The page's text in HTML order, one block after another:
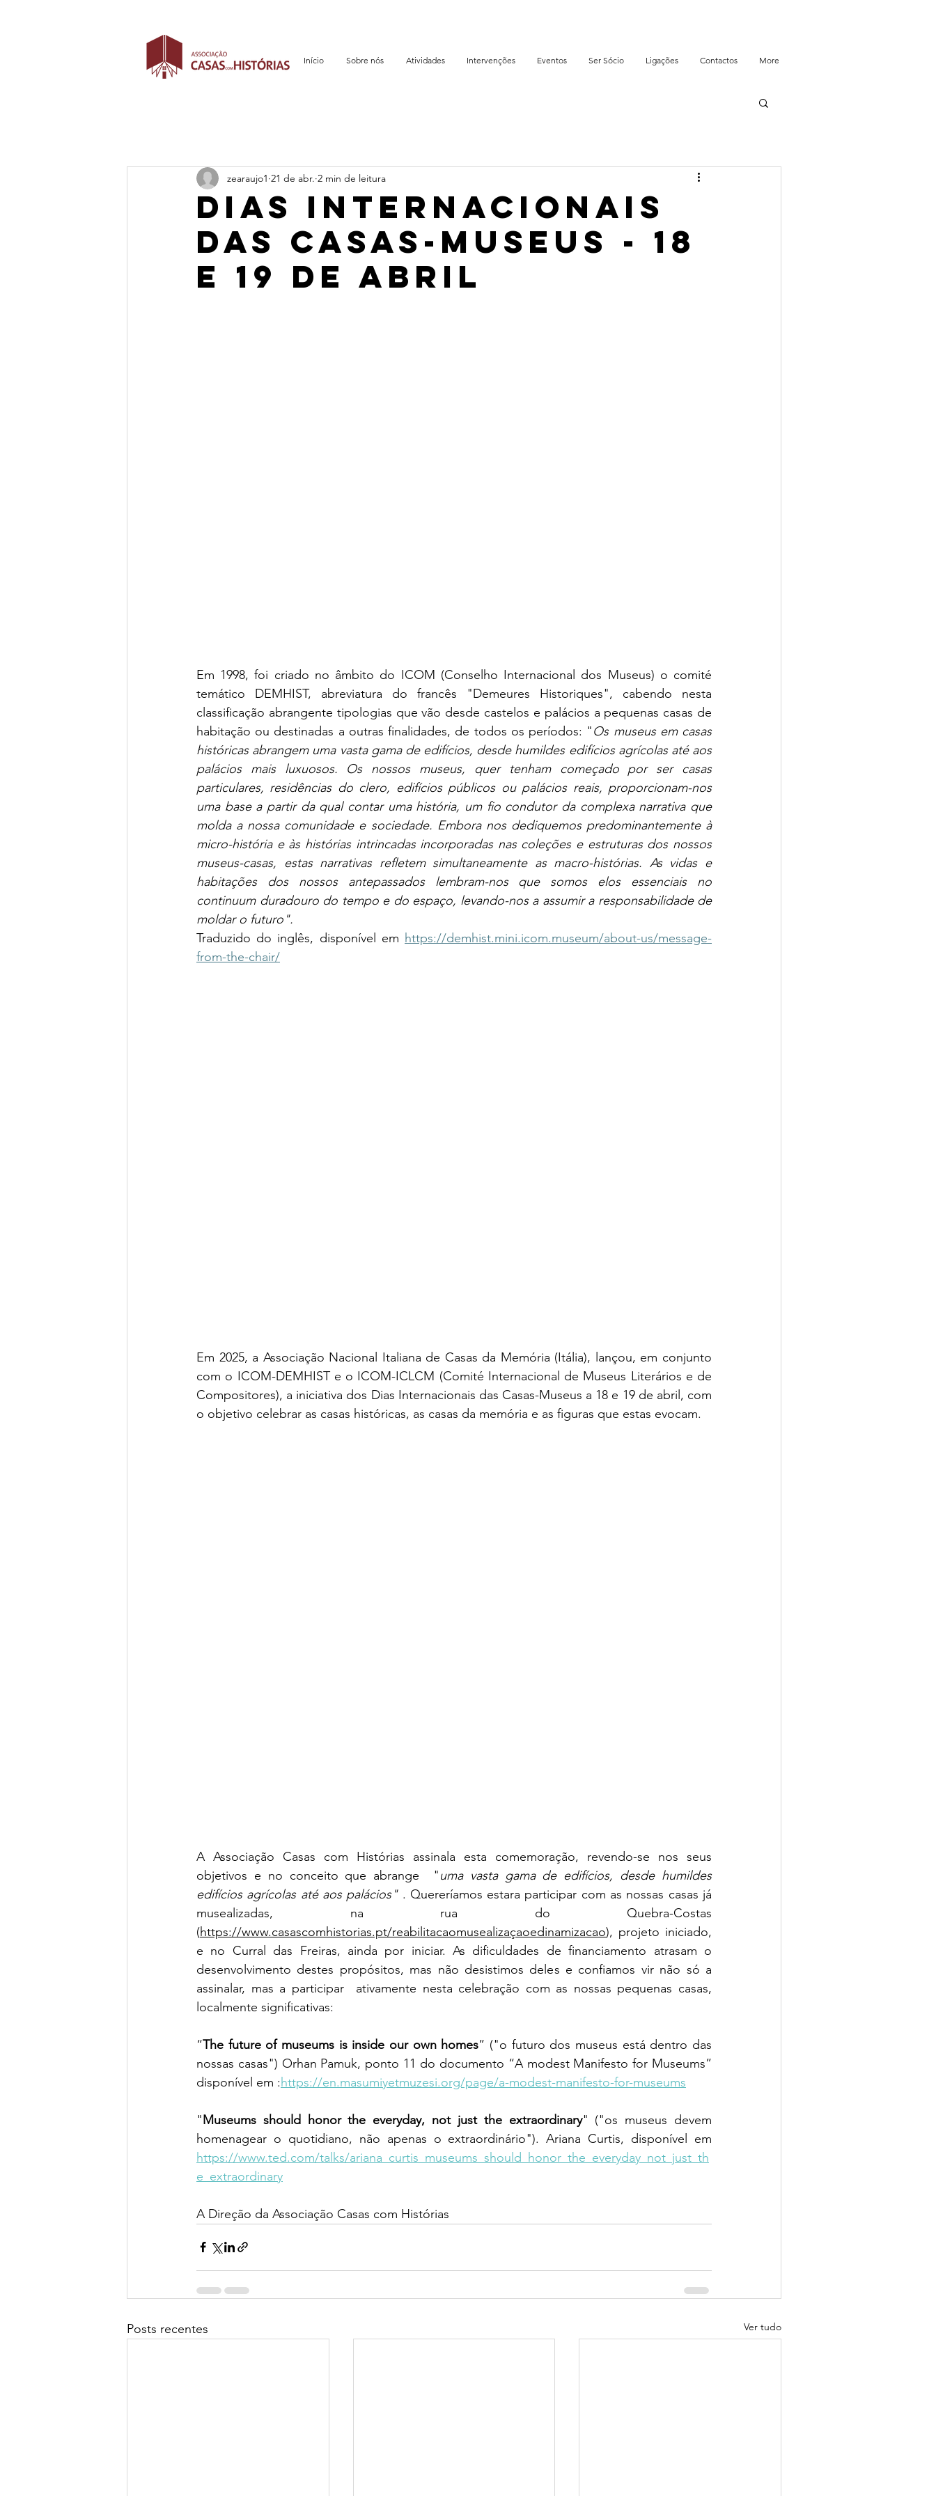
Início Sobre nós Atividades Intervenções Eventos Ser Sócio Ligações Contactos More
Dias Internacionais
das Casas-Museus - 18
e 19 de abril
zearaujo1 21 de abr. 2 min de leitura
Em 1998, foi criado no âmbito do ICOM (Conselho Internacional dos Museus) o comité
temático DEMHIST, abreviatura do francês "Demeures Historiques", cabendo nesta
classificação abrangente tipologias que vão desde castelos e palácios a pequenas casas de
habitação ou destinadas a outras finalidades, de todos os períodos: "Os museus em casas
históricas abrangem uma vasta gama de edifícios, desde humildes edifícios agrícolas até aos
palácios mais luxuosos. Os nossos museus, quer tenham começado por ser casas
particulares, residências do clero, edifícios públicos ou palácios reais, proporcionam-nos
uma base a partir da qual contar uma história, um fio condutor da complexa narrativa que
molda a nossa comunidade e sociedade. Embora nos dediquemos predominantemente à
micro-história e às histórias intrincadas incorporadas nas coleções e estruturas dos nossos
museus-casas, estas narrativas refletem simultaneamente as macro-histórias. As vidas e
habitações dos nossos antepassados lembram-nos que somos elos essenciais no
continuum duradouro do tempo e do espaço, levando-nos a assumir a responsabilidade de
moldar o futuro".
Traduzido do inglês, disponível em https://demhist.mini.icom.museum/about-us/message-
from-the-chair/
Em 2025, a Associação Nacional Italiana de Casas da Memória (Itália), lançou, em conjunto
com o ICOM-DEMHIST e o ICOM-ICLCM (Comité Internacional de Museus Literários e de
Compositores), a iniciativa dos Dias Internacionais das Casas-Museus a 18 e 19 de abril, com
o objetivo celebrar as casas históricas, as casas da memória e as figuras que estas evocam.
A Associação Casas com Histórias assinala esta comemoração, revendo-se nos seus
objetivos e no conceito que abrange  "uma vasta gama de edifícios, desde humildes
edifícios agrícolas até aos palácios" . Quereríamos estara participar com as nossas casas já
musealizadas, na rua do Quebra-Costas
(https://www.casascomhistorias.pt/reabilitacaomusealizaçaoedinamizacao), projeto iniciado,
e no Curral das Freiras, ainda por iniciar. As dificuldades de financiamento atrasam o
desenvolvimento destes propósitos, mas não desistimos deles e confiamos vir não só a
assinalar, mas a participar  ativamente nesta celebração com as nossas pequenas casas,
localmente significativas:
“The future of museums is inside our own homes” ("o futuro dos museus está dentro das
nossas casas") Orhan Pamuk, ponto 11 do documento “A modest Manifesto for Museums”
disponível em :https://en.masumiyetmuzesi.org/page/a-modest-manifesto-for-museums
"Museums should honor the everyday, not just the extraordinary" ("os museus devem
https://www.ted.com/talks/ariana_curtis_museums_should_honor_the_everyday_not_just_th
e_extraordinary
A Direção da Associação Casas com Histórias
Posts recentes Ver tudo